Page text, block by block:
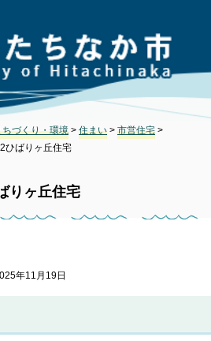
ちづくり・環境 > 住まい > 市営住宅 >
ひばりヶ丘住宅
りヶ丘住宅
年11月19日